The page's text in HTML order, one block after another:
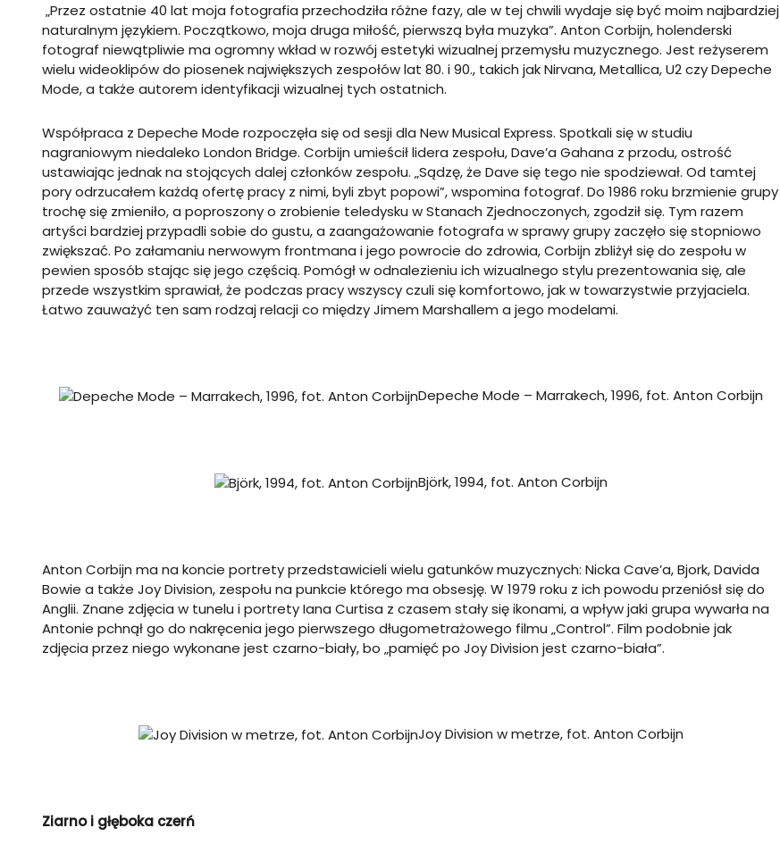
„Przez ostatnie 40 lat moja fotografia przechodziła różne fazy, ale w tej chwili wydaje się być moim najbardziej
naturalnym językiem. Początkowo, moja druga miłość, pierwszą była muzyka”. Anton Corbijn, holenderski
fotograf niewątpliwie ma ogromny wkład w rozwój estetyki wizualnej przemysłu muzycznego. Jest reżyserem
wielu wideoklipów do piosenek największych zespołów lat 80. i 90., takich jak Nirvana, Metallica, U2 czy Depeche
Mode, a także autorem identyfikacji wizualnej tych ostatnich.
Współpraca z Depeche Mode rozpoczęła się od sesji dla New Musical Express. Spotkali się w studiu
nagraniowym niedaleko London Bridge. Corbijn umieścił lidera zespołu, Dave’a Gahana z przodu, ostrość
ustawiając jednak na stojących dalej członków zespołu. „Sądzę, że Dave się tego nie spodziewał. Od tamtej
pory odrzucałem każdą ofertę pracy z nimi, byli zbyt popowi”, wspomina fotograf. Do 1986 roku brzmienie grupy
trochę się zmieniło, a poproszony o zrobienie teledysku w Stanach Zjednoczonych, zgodził się. Tym razem
artyści bardziej przypadli sobie do gustu, a zaangażowanie fotografa w sprawy grupy zaczęło się stopniowo
zwiększać. Po załamaniu nerwowym frontmana i jego powrocie do zdrowia, Corbijn zbliżył się do zespołu w
pewien sposób stając się jego częścią. Pomógł w odnalezieniu ich wizualnego stylu prezentowania się, ale
przede wszystkim sprawiał, że podczas pracy wszyscy czuli się komfortowo, jak w towarzystwie przyjaciela.
Łatwo zauważyć ten sam rodzaj relacji co między Jimem Marshallem a jego modelami.
Depeche Mode – Marrakech, 1996, fot. Anton Corbijn
Björk, 1994, fot. Anton Corbijn
Anton Corbijn ma na koncie portrety przedstawicieli wielu gatunków muzycznych: Nicka Cave’a, Bjork, Davida
Bowie a także Joy Division, zespołu na punkcie którego ma obsesję. W 1979 roku z ich powodu przeniósł się do
Anglii. Znane zdjęcia w tunelu i portrety Iana Curtisa z czasem stały się ikonami, a wpływ jaki grupa wywarła na
Antonie pchnął go do nakręcenia jego pierwszego długometrażowego filmu „Control”. Film podobnie jak
zdjęcia przez niego wykonane jest czarno-biały, bo „pamięć po Joy Division jest czarno-biała”.
Joy Division w metrze, fot. Anton Corbijn
Ziarno i głęboka czerń